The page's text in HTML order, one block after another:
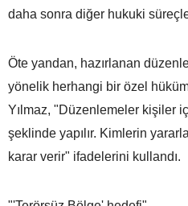
daha sonra diğer hukuki
Öte yandan, hazırlanan
yönelik herhangi bir özel
Yılmaz, "Düzenlemeler kişiler
şeklinde yapılır. Kimlerin
karar verir" ifadelerini kullandı.